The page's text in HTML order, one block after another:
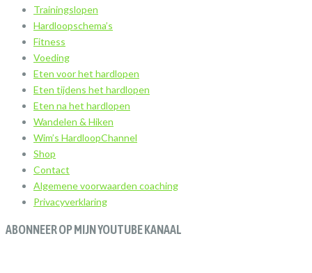
Trainingslopen
Hardloopschema’s
Fitness
Voeding
Eten voor het hardlopen
Eten tijdens het hardlopen
Eten na het hardlopen
Wandelen & Hiken
Wim’s HardloopChannel
Shop
Contact
Algemene voorwaarden coaching
Privacyverklaring
ABONNEER OP MIJN YOUTUBE KANAAL